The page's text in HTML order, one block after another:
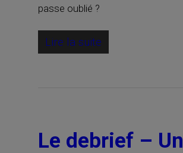
passe oublié ?
Lire la suite
Le debrief –